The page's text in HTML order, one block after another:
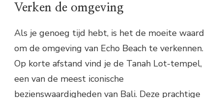
Verken de omgeving
Als je genoeg tijd hebt, is het de moeite waard
om de omgeving van Echo Beach te verkennen.
Op korte afstand vind je de Tanah Lot-tempel,
een van de meest iconische
bezienswaardigheden van Bali. Deze prachtige